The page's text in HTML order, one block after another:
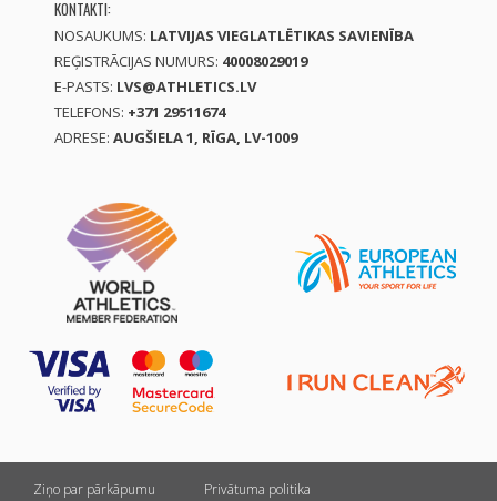
KONTAKTI:
NOSAUKUMS: LATVIJAS VIEGLATLĒTIKAS SAVIENĪBA
REĢISTRĀCIJAS NUMURS: 40008029019
E-PASTS: LVS@ATHLETICS.LV
TELEFONS: +371 29511674
ADRESE: AUGŠIELA 1, RĪGA, LV-1009
Ziņo par pārkāpumu
Privātuma politika